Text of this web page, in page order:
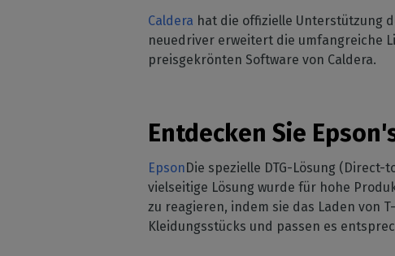
CalderaRIP-Module
Lernen Sie die CalderaRIP-
Module und ihre
REST-API
DTF - DTG RIP SOFTWARE
Caldera Direct-to-
Film
Innendekoration
und
Caldera hat die offizielle Unterstützung
neuedriver erweitert die umfangreiche
preisgekrönten Software von Caldera.
Entdecken Sie
EpsonDie spezielle DTG-Lösung (Direct-
vielseitige Lösung wurde für hohe
zu reagieren, indem sie das Laden von
Kleidungsstücks und passen es